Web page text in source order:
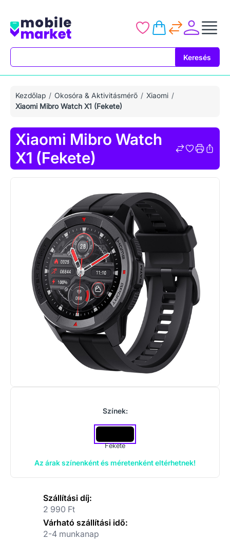
Keresés
Kezdőlap Okosóra & Aktivitásmérő
Xiaomi
Xiaomi Mibro Watch X1 (Fekete)
Xiaomi Mibro Watch
X1 (Fekete)
Színek:
Fekete
Az árak színenként és méretenként eltérhetnek!
Szállítási díj:
2 990 Ft
Várható szállítási idő:
2-4 munkanap